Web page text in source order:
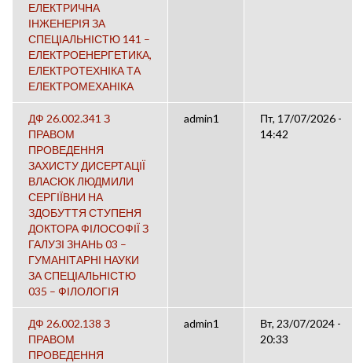
ЕЛЕКТРИЧНА
ІНЖЕНЕРІЯ ЗА
СПЕЦІАЛЬНІСТЮ 141 –
ЕЛЕКТРОЕНЕРГЕТИКА,
ЕЛЕКТРОТЕХНІКА ТА
ЕЛЕКТРОМЕХАНІКА
ДФ 26.002.341 З
ПРАВОМ
ПРОВЕДЕННЯ
ЗАХИСТУ ДИСЕРТАЦІЇ
ВЛАСЮК ЛЮДМИЛИ
СЕРГІЇВНИ НА
ЗДОБУТТЯ СТУПЕНЯ
ДОКТОРА ФІЛОСОФІЇ З
ГАЛУЗІ ЗНАНЬ 03 –
ГУМАНІТАРНІ НАУКИ
ЗА СПЕЦІАЛЬНІСТЮ
035 – ФІЛОЛОГІЯ
admin1
Пт, 17/07/2026 -
14:42
ДФ 26.002.138 З
ПРАВОМ
ПРОВЕДЕННЯ
admin1
Вт, 23/07/2024 -
20:33